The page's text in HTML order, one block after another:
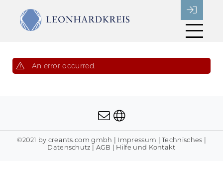


An error occurred.
 
©2021 by creants.com gmbh Impressum |Technisches
Datenschutz
AGB Hilfe und Kontakt